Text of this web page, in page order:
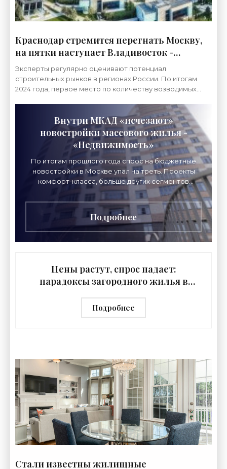
Краснодар стремится перегнать Москву,
на пятки наступает Владивосток -
«Недвижимость»
Эксперты регулярно оценивают потенциал
строительных рынков в регионах России. По итогам
2024 года, первое место по количеству возводимых
Внутри МКАД «исчезают»
новостройки массового жилья -
«Недвижимость»
По итогам прошлого года спрос на бюджетные
новостройки в Москве упал на треть. Проекты
комфорт-класса, больше других сегментов
первичного рынка жилья пострадавшие от
ухудшения условий
Подробнее
Цены растут, спрос падает:
парадоксы загородного жилья в
Подробнее
Стали известны жилищные